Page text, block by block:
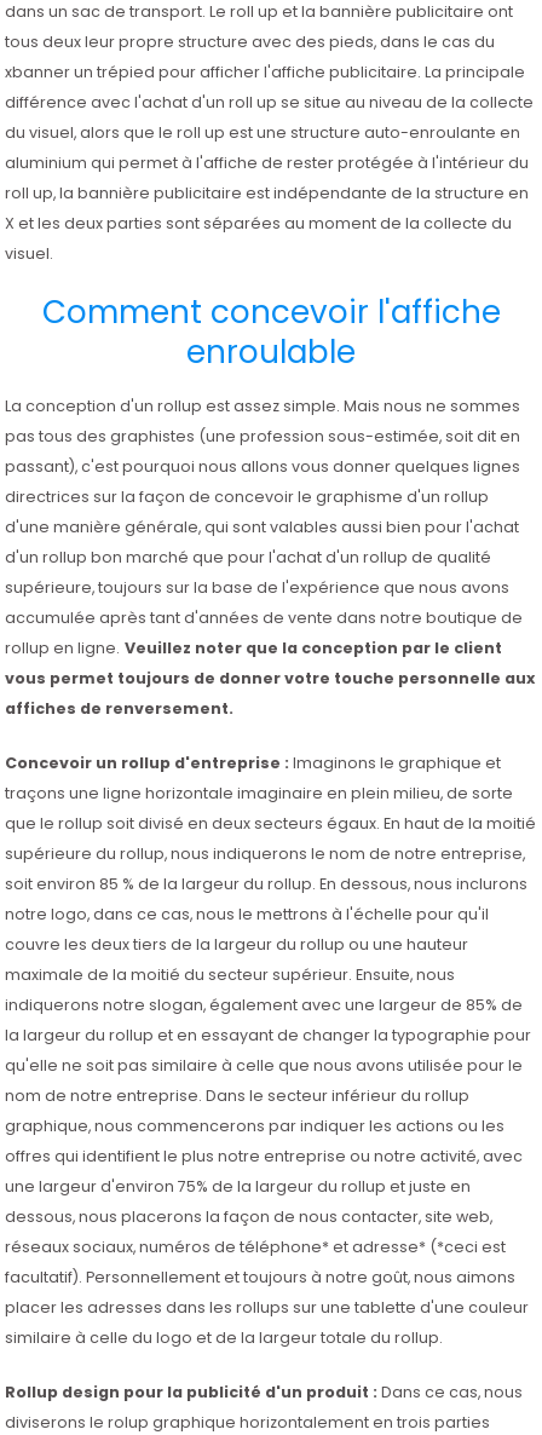
dans un sac de transport. Le roll up et la bannière publicitaire ont
tous deux leur propre structure avec des pieds, dans le cas du
xbanner un trépied pour afficher l'affiche publicitaire. La principale
différence avec l'achat d'un roll up se situe au niveau de la collecte
du visuel, alors que le roll up est une structure auto-enroulante en
aluminium qui permet à l'affiche de rester protégée à l'intérieur du
roll up, la bannière publicitaire est indépendante de la structure en
X et les deux parties sont séparées au moment de la collecte du
visuel.
Comment concevoir l'affiche
enroulable
La conception d'un rollup est assez simple. Mais nous ne sommes
pas tous des graphistes (une profession sous-estimée, soit dit en
passant), c'est pourquoi nous allons vous donner quelques lignes
directrices sur la façon de concevoir le graphisme d'un rollup
d'une manière générale, qui sont valables aussi bien pour l'achat
d'un rollup bon marché que pour l'achat d'un rollup de qualité
supérieure, toujours sur la base de l'expérience que nous avons
accumulée après tant d'années de vente dans notre boutique de
rollup en ligne. Veuillez noter que la conception par le client
vous permet toujours de donner votre touche personnelle aux
affiches de renversement.
Concevoir un rollup d'entreprise : Imaginons le graphique et
traçons une ligne horizontale imaginaire en plein milieu, de sorte
que le rollup soit divisé en deux secteurs égaux. En haut de la moitié
supérieure du rollup, nous indiquerons le nom de notre entreprise,
soit environ 85 % de la largeur du rollup. En dessous, nous inclurons
notre logo, dans ce cas, nous le mettrons à l'échelle pour qu'il
couvre les deux tiers de la largeur du rollup ou une hauteur
maximale de la moitié du secteur supérieur. Ensuite, nous
indiquerons notre slogan, également avec une largeur de 85% de
la largeur du rollup et en essayant de changer la typographie pour
qu'elle ne soit pas similaire à celle que nous avons utilisée pour le
nom de notre entreprise. Dans le secteur inférieur du rollup
graphique, nous commencerons par indiquer les actions ou les
offres qui identifient le plus notre entreprise ou notre activité, avec
une largeur d'environ 75% de la largeur du rollup et juste en
dessous, nous placerons la façon de nous contacter, site web,
réseaux sociaux, numéros de téléphone* et adresse* (*ceci est
facultatif). Personnellement et toujours à notre goût, nous aimons
placer les adresses dans les rollups sur une tablette d'une couleur
similaire à celle du logo et de la largeur totale du rollup.
Rollup design pour la publicité d'un produit : Dans ce cas, nous
diviserons le rolup graphique horizontalement en trois parties